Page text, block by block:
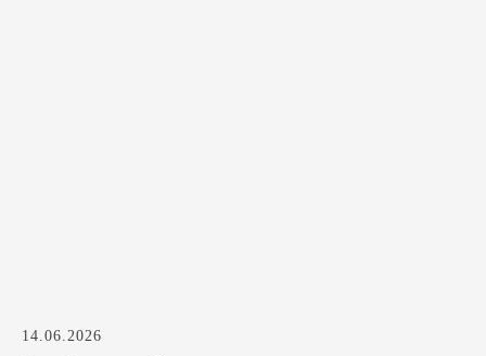
14.06.2026